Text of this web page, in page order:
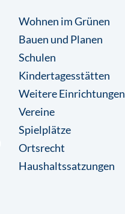
Wohnen im Grünen
Bauen und Planen
Schulen
Kindertagesstätten
Weitere Einrichtungen
Vereine
Spielplätze
Ortsrecht
Haushaltssatzungen